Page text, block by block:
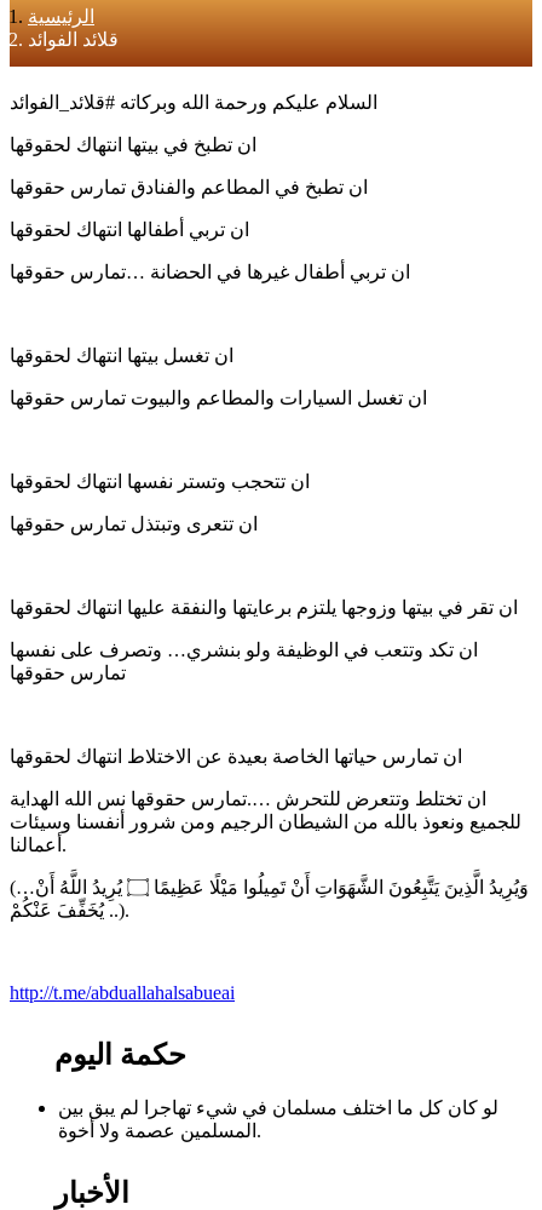
الرئيسية
قلائد الفوائد
السلام عليكم ورحمة الله وبركاته #قلائد_الفوائد
‏ان تطبخ في بيتها انتهاك لحقوقها
ان تطبخ في المطاعم والفنادق تمارس حقوقها
ان تربي أطفالها انتهاك لحقوقها
ان تربي أطفال غيرها في الحضانة …تمارس حقوقها
ان تغسل بيتها انتهاك لحقوقها
ان تغسل السيارات والمطاعم والبيوت تمارس حقوقها
ان تتحجب وتستر نفسها انتهاك لحقوقها
ان تتعرى وتبتذل تمارس حقوقها
ان تقر في بيتها وزوجها يلتزم برعايتها والنفقة عليها انتهاك لحقوقها
ان تكد وتتعب في الوظيفة ولو بنشري… وتصرف على نفسها
تمارس حقوقها
ان تمارس حياتها الخاصة بعيدة عن الاختلاط انتهاك لحقوقها
ان تختلط وتتعرض للتحرش ….تمارس حقوقها نس الله الهداية
للجميع ونعوذ بالله من الشيطان الرجيم ومن شرور أنفسنا وسيئات
أعمالنا.
(…وَيُرِيدُ الَّذِينَ يَتَّبِعُونَ الشَّهَوَاتِ أَنْ تَمِيلُوا مَيْلًا عَظِيمًا ۝ يُرِيدُ اللَّهُ أَنْ
يُخَفِّفَ عَنْكُمْ ..).
http://t.me/abduallahalsabueai
حكمة اليوم
لو كان كل ما اختلف مسلمان في شيء تهاجرا لم يبق بين
المسلمين عصمة ولا أخوة.
الأخبار